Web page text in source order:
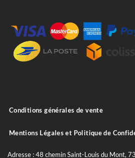
Conditions générales de vente
Mentions Légales et Politique de
Adresse : 48 chemin Saint-Louis du Mont,